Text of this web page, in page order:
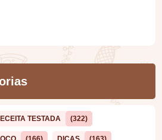
TESTADA (322)